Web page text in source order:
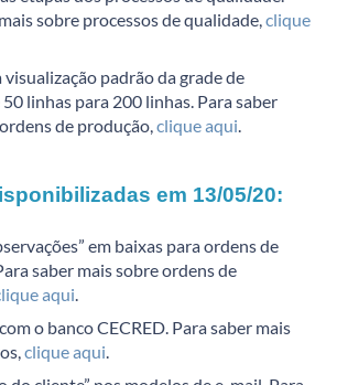
sobre processos de qualidade, clique
visualização padrão da grade de
linhas para 200 linhas. Para saber
de produção, clique aqui
em 13/05/20:
em baixas para ordens de
saber mais sobre ordens de
aqui
o banco CECRED. Para saber mais
clique aqui